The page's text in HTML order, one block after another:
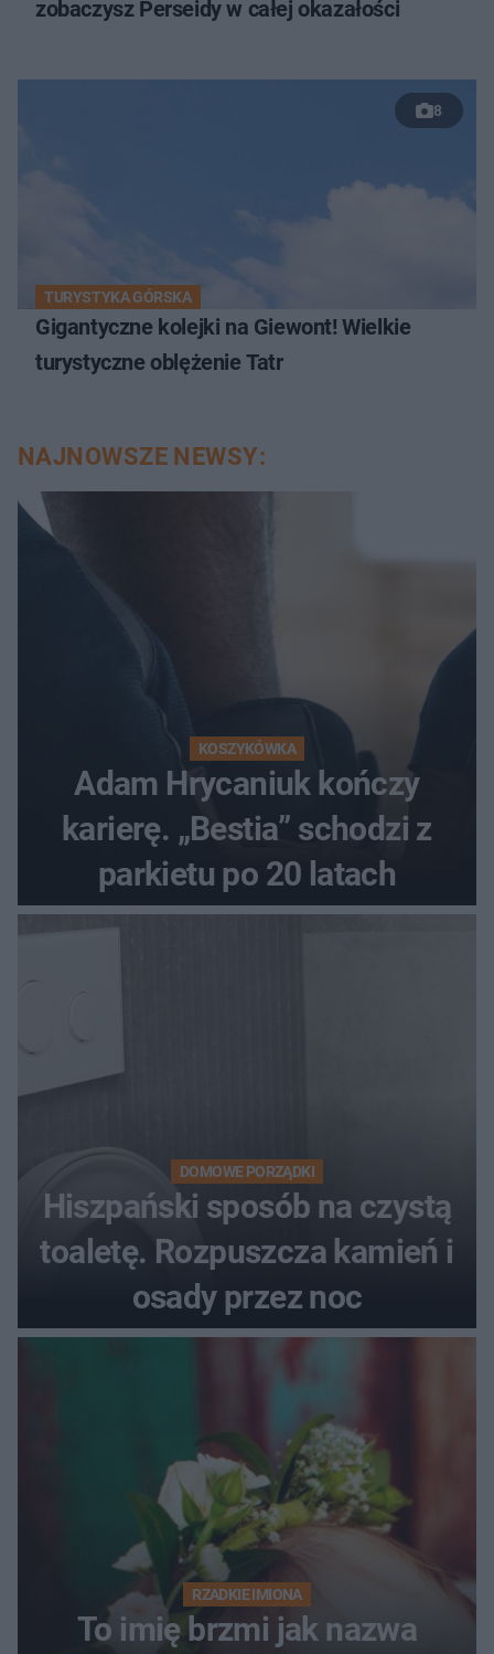
zobaczysz Perseidy w całej okazałości
8
TURYSTYKA GÓRSKA
Gigantyczne kolejki na Giewont! Wielkie
turystyczne oblężenie Tatr
NAJNOWSZE NEWSY:
KOSZYKÓWKA
Adam Hrycaniuk kończy
karierę. „Bestia” schodzi z
parkietu po 20 latach
DOMOWE PORZĄDKI
Hiszpański sposób na czystą
toaletę. Rozpuszcza kamień i
osady przez noc
RZADKIE IMIONA
To imię brzmi jak nazwa